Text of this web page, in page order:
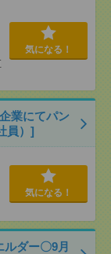
気になる！
業にてパン
員）]
気になる！
ルダー〇9月